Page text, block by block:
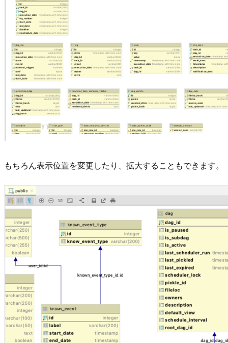
もちろん表示位置を変更したり、拡大することもできます。